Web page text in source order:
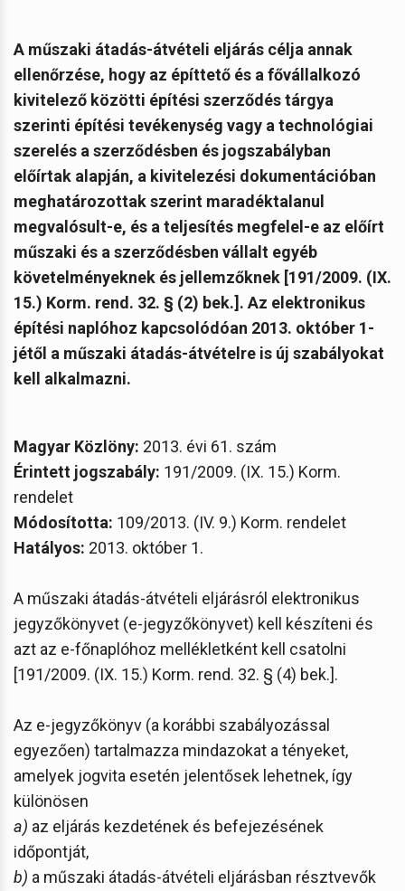
A műszaki átadás-átvételi eljárás célja annak
ellenőrzése, hogy az építtető és a fővállalkozó
kivitelező közötti építési szerződés tárgya
szerinti építési tevékenység vagy a technológiai
szerelés a szerződésben és jogszabályban
előírtak alapján, a kivitelezési dokumentációban
meghatározottak szerint maradéktalanul
megvalósult-e, és a teljesítés megfelel-e az előírt
műszaki és a szerződésben vállalt egyéb
követelményeknek és jellemzőknek [191/2009. (IX.
15.) Korm. rend. 32. § (2) bek.]. Az elektronikus
építési naplóhoz kapcsolódóan 2013. október 1-
jétől a műszaki átadás-átvételre is új szabályokat
kell alkalmazni.
Magyar Közlöny: 2013. évi 61. szám
Érintett jogszabály: 191/2009. (IX. 15.) Korm.
rendelet
Módosította: 109/2013. (IV. 9.) Korm. rendelet
Hatályos: 2013. október 1.
A műszaki átadás-átvételi eljárásról elektronikus
jegyzőkönyvet (e-jegyzőkönyvet) kell készíteni és
azt az e-főnaplóhoz mellékletként kell csatolni
[191/2009. (IX. 15.) Korm. rend. 32. § (4) bek.].
Az e-jegyzőkönyv (a korábbi szabályozással
egyezően) tartalmazza mindazokat a tényeket,
amelyek jogvita esetén jelentősek lehetnek, így
különösen
a) az eljárás kezdetének és befejezésének
időpontját,
b) a műszaki átadás-átvételi eljárásban résztvevők